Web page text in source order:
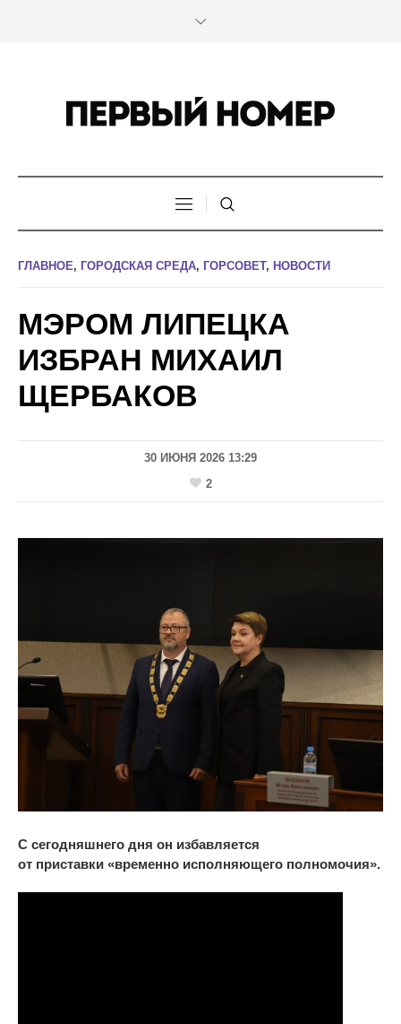
ГЛАВНОЕ, ГОРОДСКАЯ СРЕДА, ГОРСОВЕТ, НОВОСТИ
МЭРОМ ЛИПЕЦКА
ИЗБРАН МИХАИЛ
ЩЕРБАКОВ
30 ИЮНЯ 2026 13:29
2
С сегодняшнего дня он избавляется
от приставки «временно исполняющего полномочия».